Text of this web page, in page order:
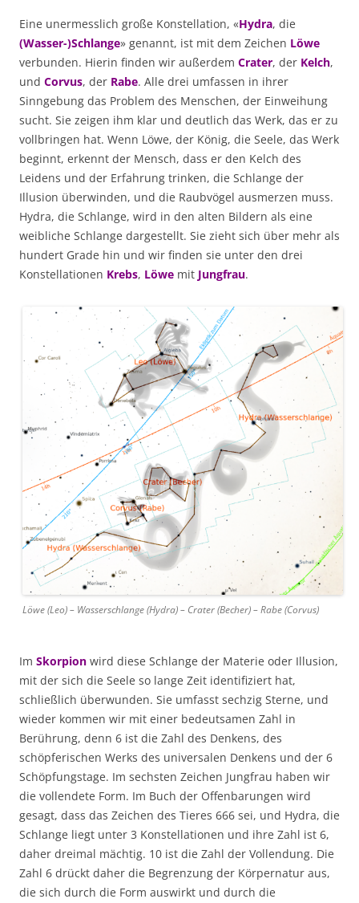
Eine unermesslich große Konstellation, «Hydra, die
(Wasser-)Schlange» genannt, ist mit dem Zeichen Löwe
verbunden. Hierin finden wir außerdem Crater, der Kelch,
und Corvus, der Rabe. Alle drei umfassen in ihrer
Sinngebung das Problem des Menschen, der Einweihung
sucht. Sie zeigen ihm klar und deutlich das Werk, das er zu
vollbringen hat. Wenn Löwe, der König, die Seele, das Werk
beginnt, erkennt der Mensch, dass er den Kelch des
Leidens und der Erfahrung trinken, die Schlange der
Illusion überwinden, und die Raubvögel ausmerzen muss.
Hydra, die Schlange, wird in den alten Bildern als eine
weibliche Schlange dargestellt. Sie zieht sich über mehr als
hundert Grade hin und wir finden sie unter den drei
Konstellationen Krebs, Löwe mit Jungfrau.
Löwe (Leo) – Wasserschlange (Hydra) – Crater (Becher) – Rabe (Corvus)
Im Skorpion wird diese Schlange der Materie oder Illusion,
mit der sich die Seele so lange Zeit identifiziert hat,
schließlich überwunden. Sie umfasst sechzig Sterne, und
wieder kommen wir mit einer bedeutsamen Zahl in
Berührung, denn 6 ist die Zahl des Denkens, des
schöpferischen Werks des universalen Denkens und der 6
Schöpfungstage. Im sechsten Zeichen Jungfrau haben wir
die vollendete Form. Im Buch der Offenbarungen wird
gesagt, dass das Zeichen des Tieres 666 sei, und Hydra, die
Schlange liegt unter 3 Konstellationen und ihre Zahl ist 6,
daher dreimal mächtig. 10 ist die Zahl der Vollendung. Die
Zahl 6 drückt daher die Begrenzung der Körpernatur aus,
die sich durch die Form auswirkt und durch die